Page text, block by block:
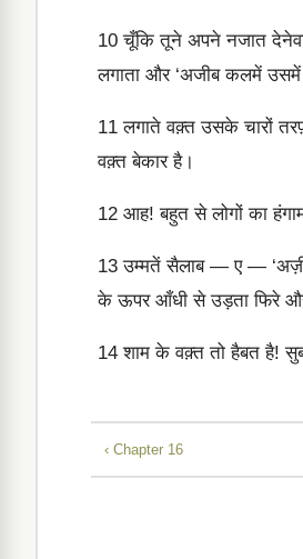
10 चूँकि तूने अपने नजात
लगाता और ‘अजीब कलमें उसमें
11 लगाते वक़्त उसके चारों
वक़्त बेकार है।
12 आह! बहुत से लोगों का
13 उम्मतें सैलाब — ए —
के ऊपर आँधी से उड़ता फिरे और
14 शाम के वक़्त तो हैबत है!
‹ Chapter 16